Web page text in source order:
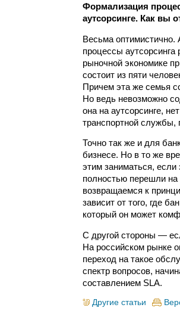
Формализация
аутсорсинге. Как вы
Весьма оптимистично.
процессы
рыночной экономике
состоит из пяти
Причем эта же семья
Но ведь невозможно
она на аутсорсинге,
транспортной службы,
Точно так же и для
бизнесе. Но в то же
этим заниматься,
полностью перешли на
возвращаемся к
зависит от того, где
который он может
С другой стороны —
На российском рынке
переход на такое
спектр вопросов,
составлением SLA.
Другие статьи